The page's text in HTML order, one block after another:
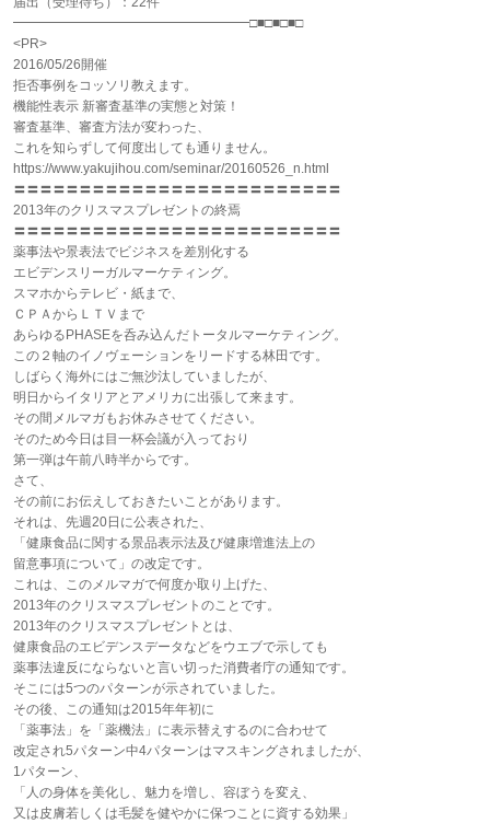
━━━━━━━━━━━━━━━━━━□■□■□■□
<PR>
2016/05/26開催
拒否事例をコッソリ教えます。
機能性表示 新審査基準の実態と対策！
審査基準、審査方法が変わった、
これを知らずして何度出しても通りません。
https://www.yakujihou.com/seminar/20160526_n.html
〓〓〓〓〓〓〓〓〓〓〓〓〓〓〓〓〓〓〓〓〓〓〓〓〓
2013年のクリスマスプレゼントの終焉
〓〓〓〓〓〓〓〓〓〓〓〓〓〓〓〓〓〓〓〓〓〓〓〓〓
薬事法や景表法でビジネスを差別化する
エビデンスリーガルマーケティング。
スマホからテレビ・紙まで、
ＣＰＡからＬＴＶまで
あらゆるPHASEを呑み込んだトータルマーケティング。
この２軸のイノヴェーションをリードする林田です。
しばらく海外にはご無沙汰していましたが、
明日からイタリアとアメリカに出張して来ます。
その間メルマガもお休みさせてください。
そのため今日は目一杯会議が入っており
第一弾は午前八時半からです。
さて、
その前にお伝えしておきたいことがあります。
それは、先週20日に公表された、
「健康食品に関する景品表示法及び健康増進法上の
留意事項について」の改定です。
これは、このメルマガで何度か取り上げた、
2013年のクリスマスプレゼントのことです。
2013年のクリスマスプレゼントとは、
健康食品のエビデンスデータなどをウエブで示しても
薬事法違反にならないと言い切った消費者庁の通知です。
そこには5つのパターンが示されていました。
その後、この通知は2015年年初に
「薬事法」を「薬機法」に表示替えするのに合わせて
改定され5パターン中4パターンはマスキングされましたが、
1パターン、
「人の身体を美化し、魅力を増し、容ぼうを変え、
又は皮膚若しくは毛髪を健やかに保つことに資する効果」